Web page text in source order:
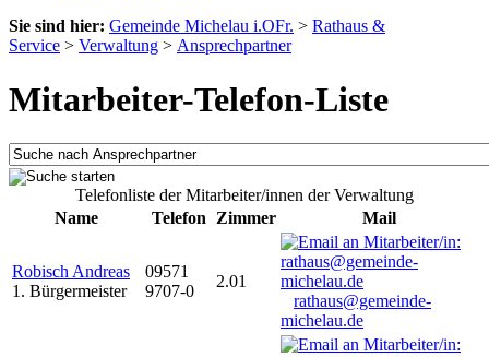
Sie sind hier: Gemeinde Michelau i.OFr. > Rathaus &
Service > Verwaltung > Ansprechpartner
Mitarbeiter-Telefon-Liste
Telefonliste der Mitarbeiter/innen der Verwaltung
Name
Telefon Zimmer Mail
Robisch Andreas
1. Bürgermeister
09571
9707-0
2.01
rathaus@gemeinde-
michelau.de